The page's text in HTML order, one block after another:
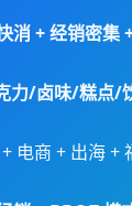
消 + 经销密集
力/卤味/糕点/
电商 + 出海 +